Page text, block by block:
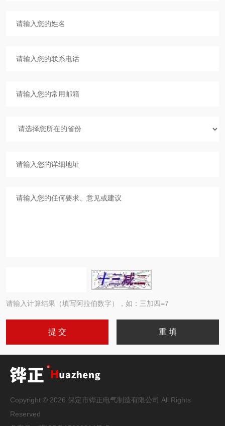
请输入计算结果（填写阿拉伯数字），如：三加四=7
Copyright © 2026 保定市铧正电气制造有限公司 All Rights
Reserved